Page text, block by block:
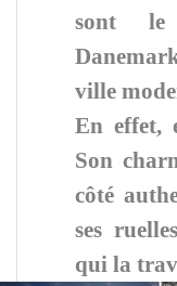
sont
ville
En effet,
Son
côté
ses
qui la